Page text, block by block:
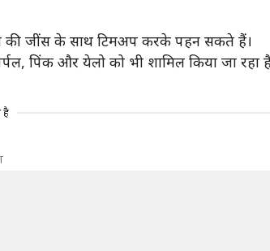
की जींस के साथ टिमअप करके पहन सकते हैं।
पिंक और येलो को भी शामिल किया जा रहा
है